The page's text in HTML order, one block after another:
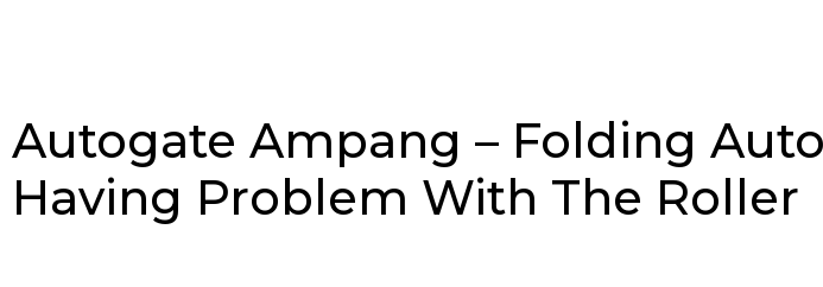
Autogate Ampang – Folding
Having Problem With The Roller